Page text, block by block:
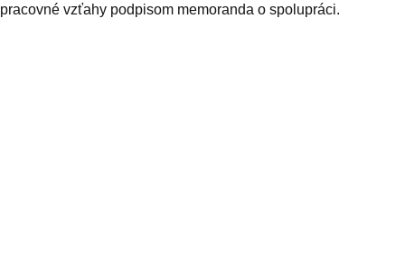
pracovné vzťahy podpisom memoranda o spolupráci.